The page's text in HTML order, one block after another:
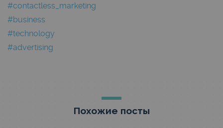
#contactless_marketing
#business
#technology
#advertising
Похожие посты